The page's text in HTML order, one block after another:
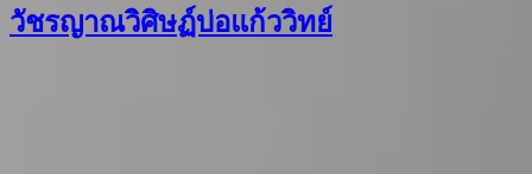
วัชรญาณวิศิษฏ์บ่อแก้ววิทย์